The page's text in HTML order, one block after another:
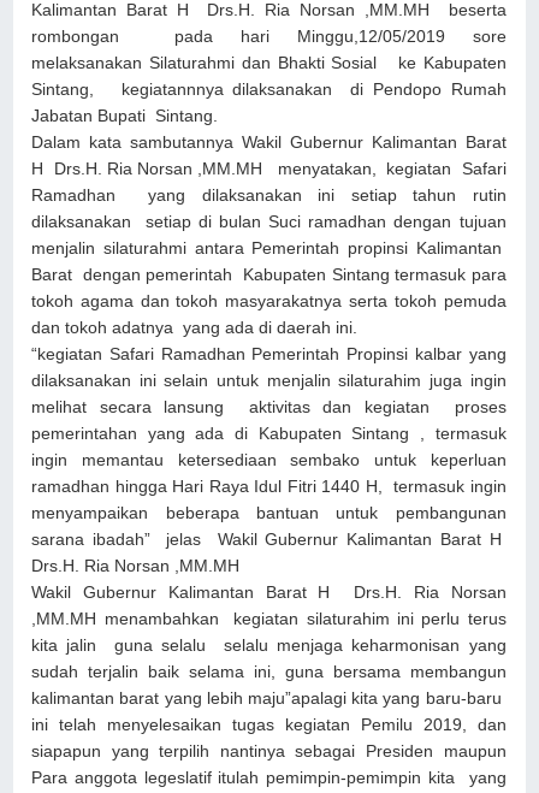
Kalimantan Barat H Drs.H. Ria Norsan ,MM.MH beserta
rombongan pada hari Minggu,12/05/2019 sore
melaksanakan Silaturahmi dan Bhakti Sosial ke Kabupaten
Sintang, kegiatannnya dilaksanakan di Pendopo Rumah
Jabatan Bupati Sintang.
Dalam kata sambutannya Wakil Gubernur Kalimantan Barat
H Drs.H. Ria Norsan ,MM.MH menyatakan, kegiatan Safari
Ramadhan yang dilaksanakan ini setiap tahun rutin
dilaksanakan setiap di bulan Suci ramadhan dengan tujuan
menjalin silaturahmi antara Pemerintah propinsi Kalimantan
Barat dengan pemerintah Kabupaten Sintang termasuk para
tokoh agama dan tokoh masyarakatnya serta tokoh pemuda
dan tokoh adatnya yang ada di daerah ini.
“kegiatan Safari Ramadhan Pemerintah Propinsi kalbar yang
dilaksanakan ini selain untuk menjalin silaturahim juga ingin
melihat secara lansung aktivitas dan kegiatan proses
pemerintahan yang ada di Kabupaten Sintang , termasuk
ingin memantau ketersediaan sembako untuk keperluan
ramadhan hingga Hari Raya Idul Fitri 1440 H, termasuk ingin
menyampaikan beberapa bantuan untuk pembangunan
sarana ibadah” jelas Wakil Gubernur Kalimantan Barat H
Drs.H. Ria Norsan ,MM.MH
Wakil Gubernur Kalimantan Barat H Drs.H. Ria Norsan
,MM.MH menambahkan kegiatan silaturahim ini perlu terus
kita jalin guna selalu selalu menjaga keharmonisan yang
sudah terjalin baik selama ini, guna bersama membangun
kalimantan barat yang lebih maju”apalagi kita yang baru-baru
ini telah menyelesaikan tugas kegiatan Pemilu 2019, dan
siapapun yang terpilih nantinya sebagai Presiden maupun
Para anggota legeslatif itulah pemimpin-pemimpin kita yang